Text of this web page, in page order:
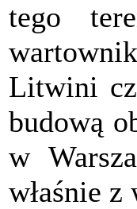
tego
Litwini
budową
w
właśnie z